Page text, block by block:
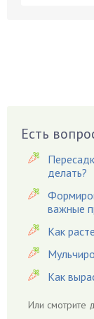
Вишня
Вредители
Гардения
Гацания
Гвоздики
Георгины
Герань
Гиацинт
Гиппеаструм
Есть
делать?
важные
Как
Как
Или смотрите